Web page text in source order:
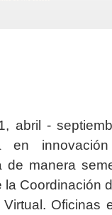
abril -
en
de manera
Coordinación
Oficinas